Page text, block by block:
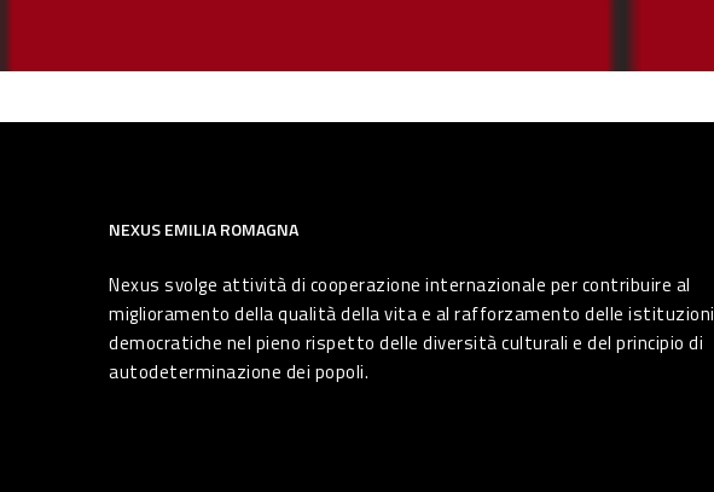
NEXUS EMILIA ROMAGNA
Nexus svolge attività di cooperazione internazionale per contribuire al
miglioramento della qualità della vita e al rafforzamento delle istituzioni
democratiche nel pieno rispetto delle diversità culturali e del principio di
autodeterminazione dei popoli.